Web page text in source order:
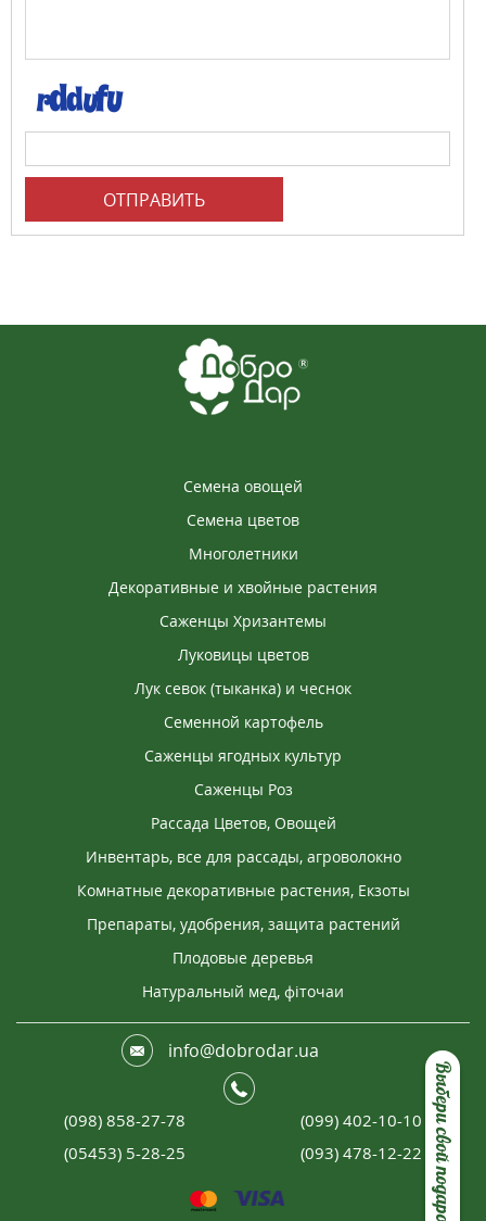
Выбери свой подарок
ОТПРАВИТЬ
Семена овощей
Семена цветов
Многолетники
Декоративные и хвойные растения
Саженцы Хризантемы
Луковицы цветов
Лук севок (тыканка) и чеснок
Семенной картофель
Саженцы ягодных культур
Саженцы Роз
Рассада Цветов, Овощей
Инвентарь, все для рассады, агроволокно
Комнатные декоративные растения, Екзоты
Препараты, удобрения, защита растений
Плодовые деревья
Натуральный мед, фіточаи
info@dobrodar.ua
(098) 858-27-78
(099) 402-10-10
(05453) 5-28-25
(093) 478-12-22